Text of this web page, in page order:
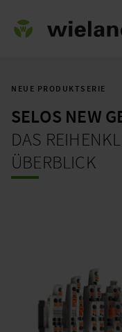
NEUE PRODUKTSERIE
SELOS NEW
DAS
ÜBERBLICK